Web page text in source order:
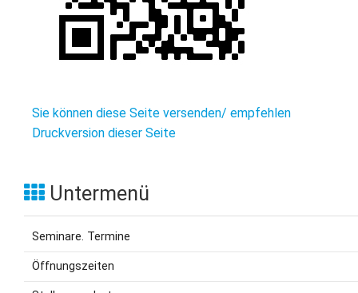
Sie können diese Seite versenden/ empfehlen
Druckversion dieser Seite
Untermenü
Seminare. Termine
Öffnungszeiten